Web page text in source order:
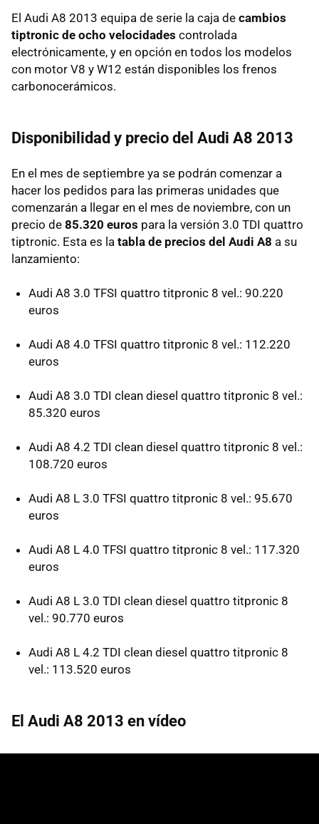
El Audi A8 2013 equipa de serie la caja de cambios
tiptronic de ocho velocidades controlada
electrónicamente, y en opción en todos los modelos
con motor V8 y W12 están disponibles los frenos
carbonocerámicos.
Disponibilidad y precio del Audi A8 2013
En el mes de septiembre ya se podrán comenzar a
hacer los pedidos para las primeras unidades que
comenzarán a llegar en el mes de noviembre, con un
precio de 85.320 euros para la versión 3.0 TDI quattro
tiptronic. Esta es la tabla de precios del Audi A8 a su
lanzamiento:
Audi A8 3.0 TFSI quattro titpronic 8 vel.: 90.220
euros
Audi A8 4.0 TFSI quattro titpronic 8 vel.: 112.220
euros
Audi A8 3.0 TDI clean diesel quattro titpronic 8 vel.:
85.320 euros
Audi A8 4.2 TDI clean diesel quattro titpronic 8 vel.:
108.720 euros
Audi A8 L 3.0 TFSI quattro titpronic 8 vel.: 95.670
euros
Audi A8 L 4.0 TFSI quattro titpronic 8 vel.: 117.320
euros
Audi A8 L 3.0 TDI clean diesel quattro titpronic 8
vel.: 90.770 euros
Audi A8 L 4.2 TDI clean diesel quattro titpronic 8
vel.: 113.520 euros
El Audi A8 2013 en vídeo